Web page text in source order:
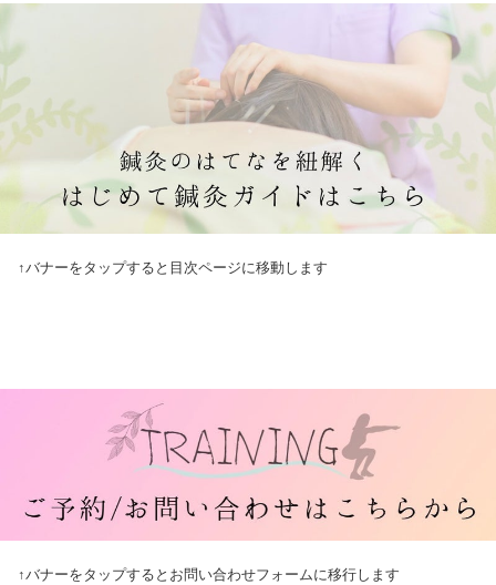
↑バナーをタップすると目次ページに移動します
↑バナーをタップするとお問い合わせフォームに移行します